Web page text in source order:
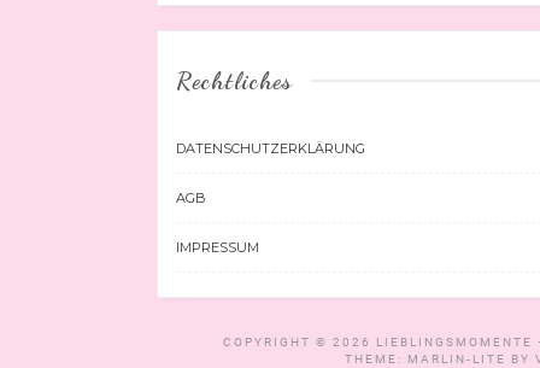
Rechtliches
DATENSCHUTZERKLÄRUNG
AGB
IMPRESSUM
COPYRIGHT © 2026
THEME: MARLIN-LITE BY